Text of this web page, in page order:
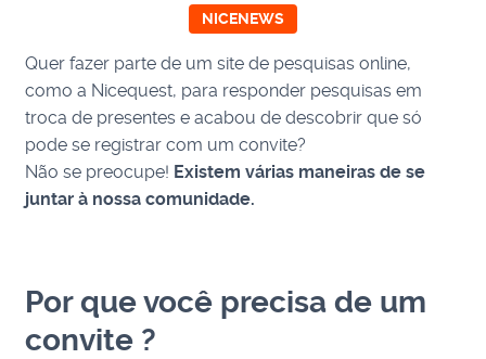
NICENEWS
Quer fazer parte de um site de pesquisas online,
como a Nicequest, para responder pesquisas em
troca de presentes e acabou de descobrir que só
pode se registrar com um convite?
Não se preocupe! Existem várias maneiras de se
juntar à nossa comunidade.
Por que você precisa de um
convite ?